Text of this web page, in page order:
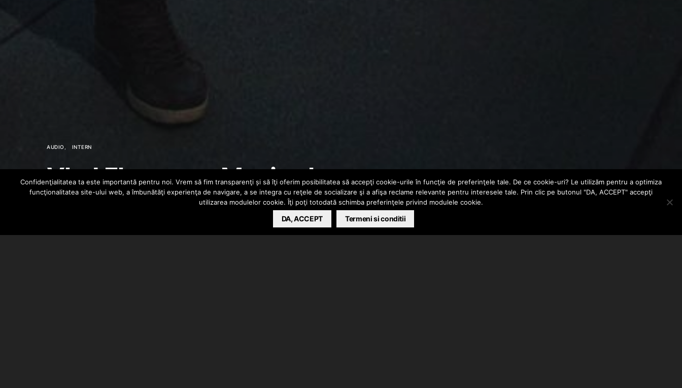
AUDIO INTERN
Vlad Flueraru – Muzica buna
Confidenţialitatea ta este importantă pentru noi. Vrem să fim transparenţi și să îţi oferim posibilitatea să accepţi cookie-urile în funcţie de preferinţele tale. De ce cookie-uri? Le utilizăm pentru a optimiza
funcţionalitatea site-ului web, a îmbunătăţi experienţa de navigare, a se integra cu reţele de socializare şi a afişa reclame relevante pentru interesele tale. Prin clic pe butonul "DA, ACCEPT" accepţi
utilizarea modulelor cookie. Îţi poţi totodată schimba preferinţele privind modulele cookie.
DA, ACCEPT Termeni si conditii